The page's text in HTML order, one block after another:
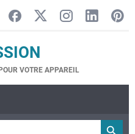
VOTRE APPAREIL